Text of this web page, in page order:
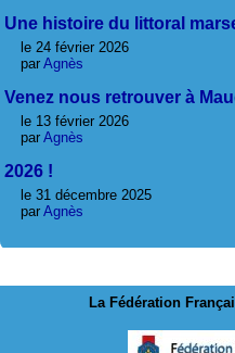
Une histoire du littoral
le 24 février 2026
par Agnès
Venez nous retrouver à
le 13 février 2026
par Agnès
2026 !
le 31 décembre 2025
par Agnès
La Fédération